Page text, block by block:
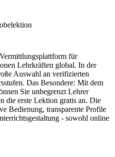
für
Lehrkräften global. In der
Auswahl an verifizierten
Das Besondere: Mit dem
Sie unbegrenzt Lehrer
die erste Lektion gratis an. Die
Bedienung, transparente Profile
- sowohl online